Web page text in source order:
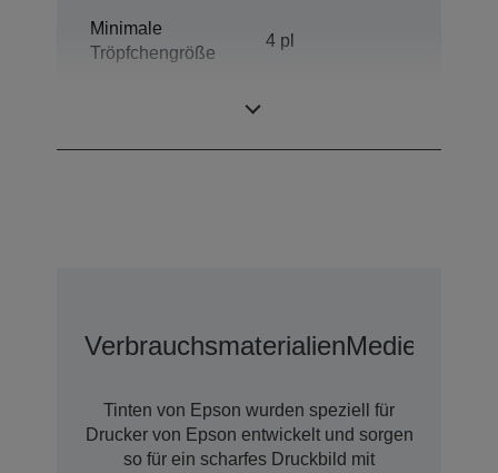
Minimale
Tröpfchengröße
4 pl
VerbrauchsmaterialienMedien
Tinten von Epson wurden speziell für
Drucker von Epson entwickelt und sorgen
so für ein scharfes Druckbild mit